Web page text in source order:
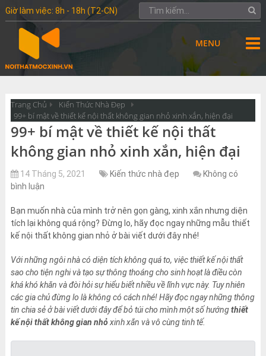
Giờ làm việc: 8h - 18h (T2-CN)
MENU
Trang Chủ
Kiến Thức Nhà Đẹp
99+ bí mật về thiết kế nội thất không gian nhỏ xinh xắn, hiện đại
99+ bí mật về thiết kế nội thất
không gian nhỏ xinh xắn, hiện đại
14 Tháng 5, 2021 Kiến thức nhà đẹp
Không có
bình luận
Bạn muốn nhà của mình trở nên gọn gàng, xinh xắn nhưng diện
tích lại không quá rộng? Đừng lo, hãy đọc ngay những mẫu thiết
kế nội thất không gian nhỏ ở bài viết dưới đây nhé!
Với những ngôi nhà có diện tích không quá to, việc thiết kế nội thất
sao cho tiện nghi và tạo sự thông thoáng cho sinh hoạt là điều còn
khá khó khăn và đòi hỏi sự hiểu biết nhiều về lĩnh vực này. Tuy nhiên
các gia chủ đừng lo là không có cách nhé! Hãy đọc ngay những thông
tin chia sẻ ở bài viết dưới đây để bỏ túi cho mình một số hướngthiết
kế nội thất không gian nhỏxinh xắn và vô cùng tinh tế.